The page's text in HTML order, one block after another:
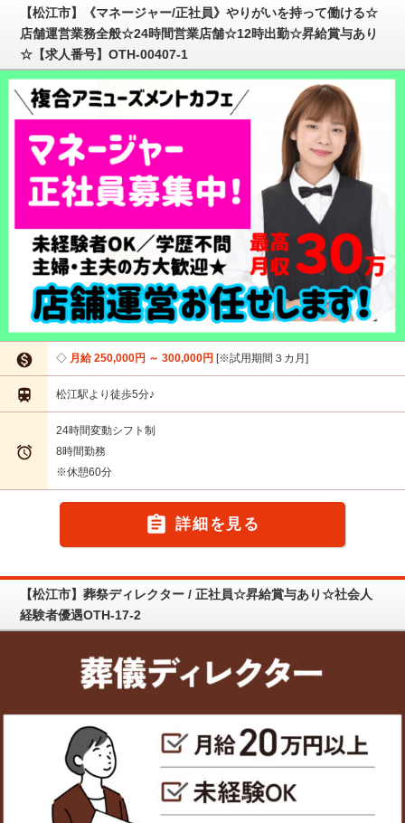
【松江市】《マネージャー/正社員》やりがいを持って働ける☆
店舗運営業務全般☆24時間営業店舗☆12時出勤☆昇給賞与あり
☆【求人番号】OTH-00407-1
 月給 250,000円 ～ 300,000円 ※試用期間３カ月
 松江駅より徒歩5分♪

24時間変動シフト制
8時間勤務
※休憩60分
 詳細を見る
【松江市】葬祭ディレクター / 正社員☆昇給賞与あり☆社会人
経験者優遇OTH-17-2